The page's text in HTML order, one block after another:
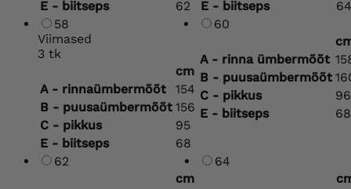
E - biitseps
62
E - biitseps
64
58
Viimased
3 tk
cm
A - rinnaümbermõõt
154
B - puusaümbermõõt 156
C - pikkus
95
E - biitseps
68
60
A - rinna ümbermõõt
B - puusaümbermõõt
C - pikkus
96
E - biitseps
68
62
cm
64